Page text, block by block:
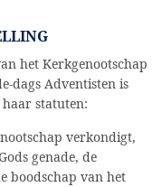
het Kerkgenootschap
dags Adventisten is
statuten:
verkondigt,
genade, de
boodschap van het